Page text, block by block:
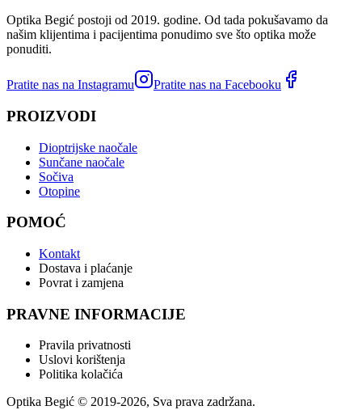
Optika Begić postoji od 2019. godine. Od tada pokušavamo da
našim klijentima i pacijentima ponudimo sve što optika može
ponuditi.
Pratite nas na Instagramu Pratite nas na Facebooku
PROIZVODI
Dioptrijske naočale
Sunčane naočale
Sočiva
Otopine
POMOĆ
Kontakt
Dostava i plaćanje
Povrat i zamjena
PRAVNE INFORMACIJE
Pravila privatnosti
Uslovi korištenja
Politika kolačića
Optika Begić © 2019-2026, Sva prava zadržana.